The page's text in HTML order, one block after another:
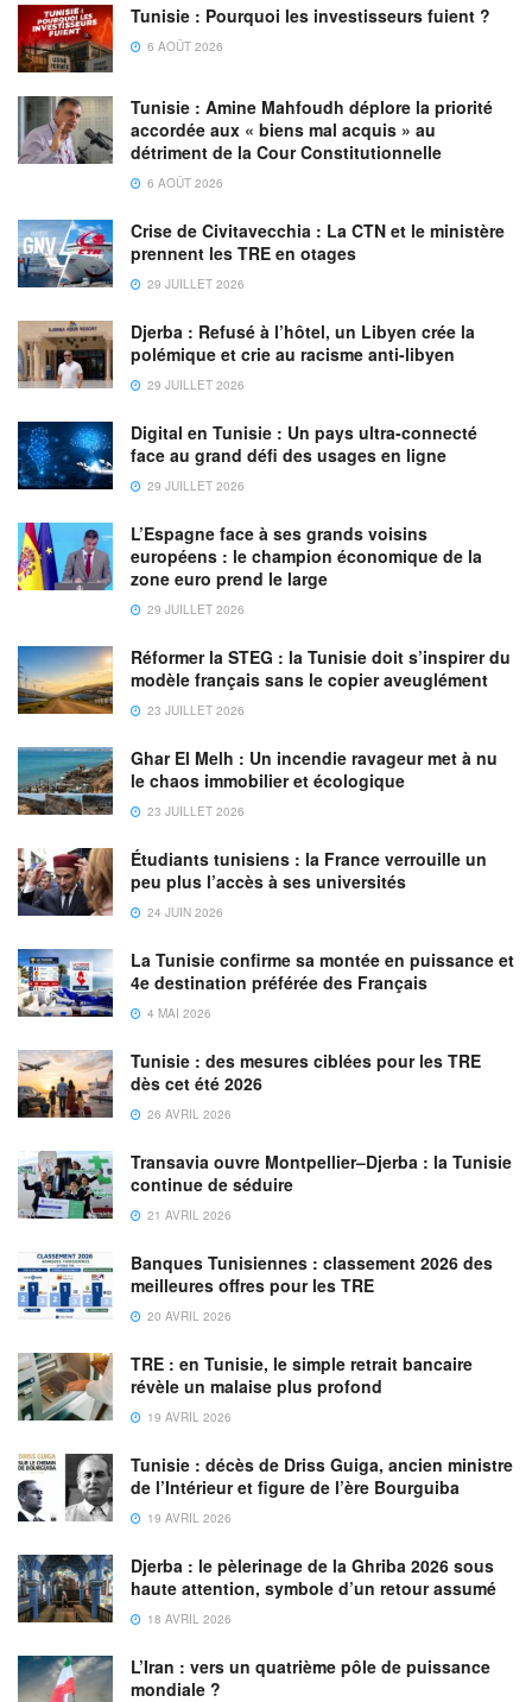
Tunisie : Pourquoi les investisseurs fuient ?
6 AOÛT 2026
Tunisie : Amine Mahfoudh déplore la priorité
accordée aux « biens mal acquis » au
détriment de la Cour Constitutionnelle
6 AOÛT 2026
Crise de Civitavecchia : La CTN et le ministère
prennent les TRE en otages
29 JUILLET 2026
Djerba : Refusé à l’hôtel, un Libyen crée la
polémique et crie au racisme anti-libyen
29 JUILLET 2026
Digital en Tunisie : Un pays ultra-connecté
face au grand défi des usages en ligne
29 JUILLET 2026
L’Espagne face à ses grands voisins
européens : le champion économique de la
zone euro prend le large
29 JUILLET 2026
Réformer la STEG : la Tunisie doit s’inspirer du
modèle français sans le copier aveuglément
23 JUILLET 2026
Ghar El Melh : Un incendie ravageur met à nu
le chaos immobilier et écologique
23 JUILLET 2026
Étudiants tunisiens : la France verrouille un
peu plus l’accès à ses universités
24 JUIN 2026
La Tunisie confirme sa montée en puissance et
4e destination préférée des Français
4 MAI 2026
Tunisie : des mesures ciblées pour les TRE
dès cet été 2026
26 AVRIL 2026
Transavia ouvre Montpellier–Djerba : la Tunisie
continue de séduire
21 AVRIL 2026
Banques Tunisiennes : classement 2026 des
meilleures offres pour les TRE
20 AVRIL 2026
TRE : en Tunisie, le simple retrait bancaire
révèle un malaise plus profond
19 AVRIL 2026
Tunisie : décès de Driss Guiga, ancien ministre
de l’Intérieur et figure de l’ère Bourguiba
19 AVRIL 2026
Djerba : le pèlerinage de la Ghriba 2026 sous
haute attention, symbole d’un retour assumé
18 AVRIL 2026
L’Iran : vers un quatrième pôle de puissance
mondiale ?